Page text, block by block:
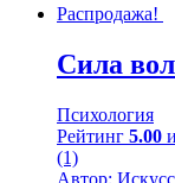
Распродажа!
Сила
Психология
Рейтинг 5.00
(1)
Автор: